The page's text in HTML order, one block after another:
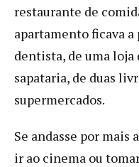
restaurante de
apartamento ficava
dentista, de uma loja
sapataria, de duas
supermercados.
Se andasse por mais
ir ao cinema ou